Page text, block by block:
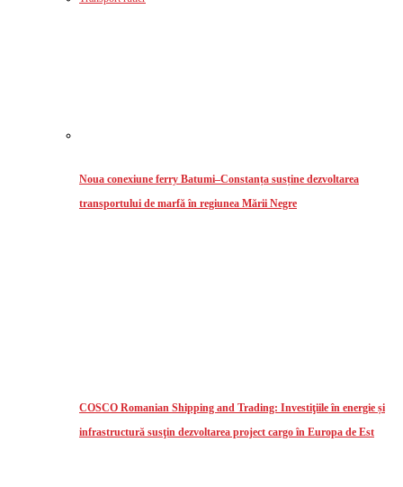
Noua conexiune ferry Batumi–Constanța susține dezvoltarea
transportului de marfă în regiunea Mării Negre
COSCO Romanian Shipping and Trading: Investiţiile în energie și
infrastructură susţin dezvoltarea project cargo în Europa de Est